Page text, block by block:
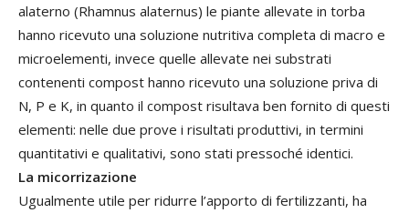
alaterno (Rhamnus alaternus) le piante allevate in torba
hanno ricevuto una soluzione nutritiva completa di macro e
microelementi, invece quelle allevate nei substrati
contenenti compost hanno ricevuto una soluzione priva di
N, P e K, in quanto il compost risultava ben fornito di questi
elementi: nelle due prove i risultati produttivi, in termini
quantitativi e qualitativi, sono stati pressoché identici.
La micorrizazione
Ugualmente utile per ridurre l’apporto di fertilizzanti, ha